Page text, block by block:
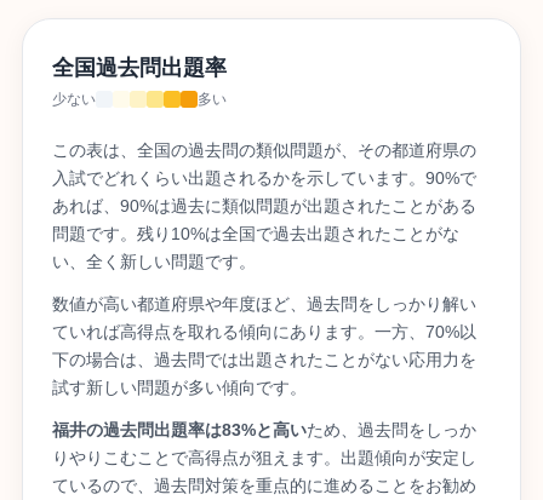
全国過去問出題率
少ない 多い
この表は、全国の過去問の類似問題が、その都道府県の
入試でどれくらい出題されるかを示しています。90%で
あれば、90%は過去に類似問題が出題されたことがある
問題です。残り10%は全国で過去出題されたことがな
い、全く新しい問題です。
数値が高い都道府県や年度ほど、過去問をしっかり解い
ていれば高得点を取れる傾向にあります。一方、70%以
下の場合は、過去問では出題されたことがない応用力を
試す新しい問題が多い傾向です。
福井の過去問出題率は83%と高いため、過去問をしっか
りやりこむことで高得点が狙えます。出題傾向が安定し
ているので、過去問対策を重点的に進めることをお勧め